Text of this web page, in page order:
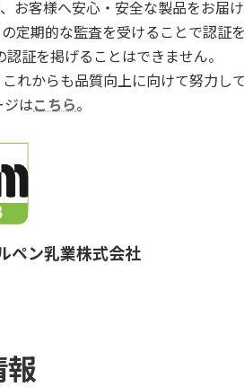
客様へ安心・安全な製品をお届
定期的な監査を受けることで認証を
証を掲げることはできません。
れからも品質向上に向けて努力して
ジはこちら。
ペン乳業株式会社
報